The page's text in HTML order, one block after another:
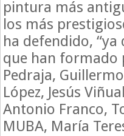
pintura más
los más
ha defendido,
que han formado
Pedraja,
López, Jesús
Antonio Franco,
MUBA, María